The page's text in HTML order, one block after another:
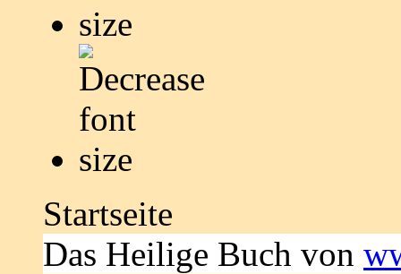
Startseite
Das Heilige Buch von